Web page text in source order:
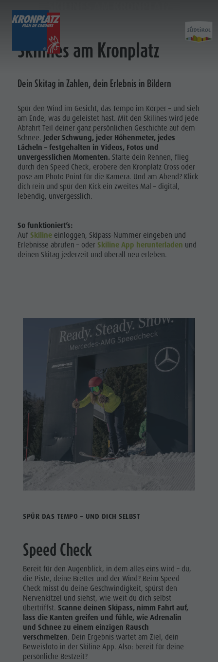
TICKETS & PREISE AUFSTIEGSANLAGEN
Aufstiegsanlagen
Neuheiten
2026/27
Online Shop
Online Shop
Ticketverkaufsstellen
Betriebszeiten
Verkaufsbedingungen
Dolomiti Supersummer
Verhaltensregeln
Nachtskilauf
Wandern
MMM Corones
Lumen Museum
Concordia 2000
Paragleiten & Tandemfliegen
Helikopterflug
Skyscraper
Zip-Line
Weitere Events
Nachhaltigkeit
SKILINES AM KRONPLATZ
SKILINES AM KRONPLATZ
Skilines am Kronplatz
Dein Skitag in Zahlen, dein Erlebnis in Bildern
Spür den Wind im Gesicht, das Tempo im Körper – und sieh
am Ende, was du geleistet hast. Mit den Skilines wird jede
Abfahrt Teil deiner ganz persönlichen Geschichte auf dem
Schnee. Jeder Schwung, jeder Höhenmeter, jedes
Lächeln – festgehalten in Videos, Fotos und
unvergesslichen Momenten. Starte dein Rennen, flieg
durch den Speed Check, erobere den Kronplatz Cross oder
pose am Photo Point für die Kamera. Und am Abend? Klick
dich rein und spür den Kick ein zweites Mal – digital,
lebendig, unvergesslich.
So funktioniert’s:
Auf Skiline einloggen, Skipass-Nummer eingeben und
Erlebnisse abrufen – oder Skiline App herunterladen und
deinen Skitag jederzeit und überall neu erleben.
SPÜR DAS TEMPO – UND DICH SELBST
Speed Check
Bereit für den Augenblick, in dem alles eins wird – du,
die Piste, deine Bretter und der Wind? Beim Speed
Check misst du deine Geschwindigkeit, spürst den
Nervenkitzel und siehst, wie weit du dich selbst
übertriffst.Scanne deinen Skipass, nimm Fahrt auf,
lass die Kanten greifen und fühle, wie Adrenalin
und Schnee zu einem einzigen Rausch
verschmelzen. Dein Ergebnis wartet am Ziel, dein
Beweisfoto in der Skiline App. Also: bereit für deine
persönliche Bestzeit?